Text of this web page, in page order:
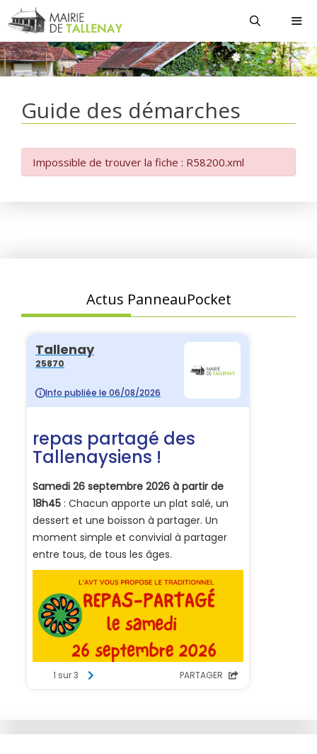
Aller
au
contenu
Guide des démarches
Impossible de trouver la fiche : R58200.xml
Actus PanneauPocket